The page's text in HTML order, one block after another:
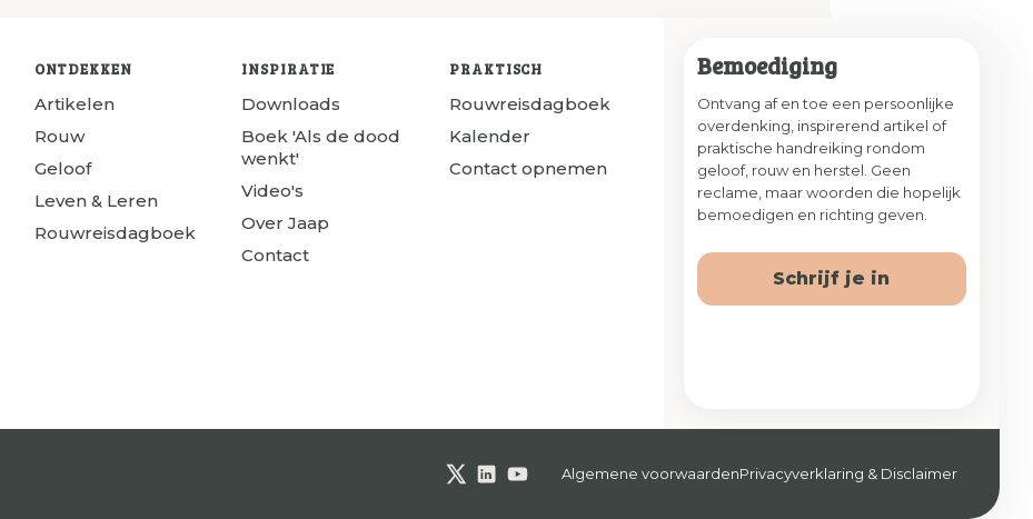
ONTDEKKEN
Artikelen
Rouw
Geloof
Leven & Leren
Rouwreisdagboek
INSPIRATIE
Downloads
Boek 'Als de dood
wenkt'
Video's
Over Jaap
Contact
PRAKTISCH
Rouwreisdagboek
Kalender
Contact opnemen
Bemoediging
Ontvang af en toe een persoonlijke
overdenking, inspirerend artikel of
praktische handreiking rondom
geloof, rouw en herstel. Geen
reclame, maar woorden die hopelijk
bemoedigen en richting geven.
Schrijf je in
Algemene voorwaardenPrivacyverklaring & Disclaimer